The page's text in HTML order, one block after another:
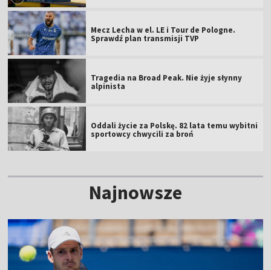
Mecz Lecha w el. LE i Tour de Pologne.
Sprawdź plan transmisji TVP
Tragedia na Broad Peak. Nie żyje słynny
alpinista
Oddali życie za Polskę. 82 lata temu wybitni
sportowcy chwycili za broń
Najnowsze